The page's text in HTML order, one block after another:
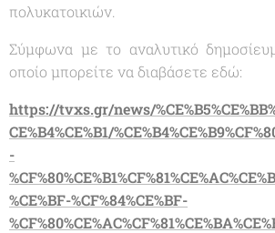
πολυκατοικιών.
Σύμφωνα με το αναλυτικό
οποίο μπορείτε να διαβάσετε εδώ:
https://tvxs.gr/news/
CE%B4%CE%B1/
-
%CE%BF-%CF%84%CE%BF-